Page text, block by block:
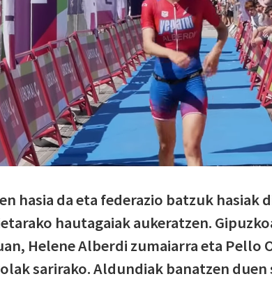
hasia da eta federazio batzuk hasiak
hautagaiak aukeratzen.
Helene Alberdi zumaiarra eta Pello
sarirako. Aldundiak banatzen duen